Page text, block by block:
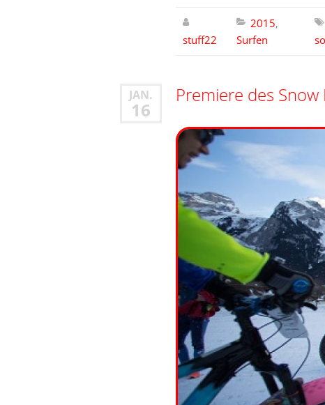
stuff22
2015,
Surfen
JAN.
16
Premiere des Snow